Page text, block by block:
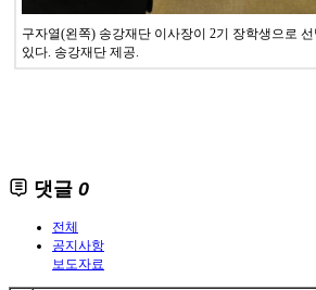
구자열(왼쪽) 송강재단 이사장이 2기 장학생으로
있다. 송강재단 제공.
댓글 0
전체
공지사항
보도자료